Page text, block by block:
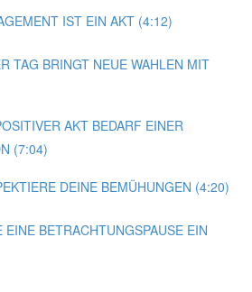
IST EIN AKT (4:12)
TAG BRINGT NEUE WAHLEN MIT
AKT BEDARF EINER
(7:04)
DEINE BEMÜHUNGEN (4:20)
EINE BETRACHTUNGSPAUSE EIN